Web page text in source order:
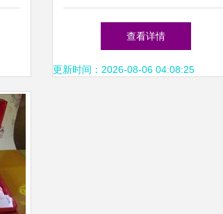
中国化妆品批发机遇——以玫
琳凯、欧珀莱、法兰琳卡与冰
查看详情
更新时间：2026-08-06 04:08:25